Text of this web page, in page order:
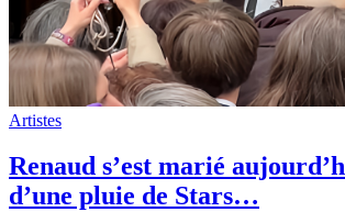
Artistes
Renaud s’est marié
d’une pluie de Stars…